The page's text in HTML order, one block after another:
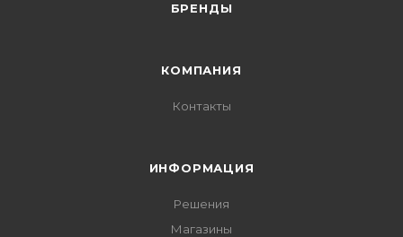
БРЕНДЫ
КОМПАНИЯ
Контакты
ИНФОРМАЦИЯ
Решения
Магазины